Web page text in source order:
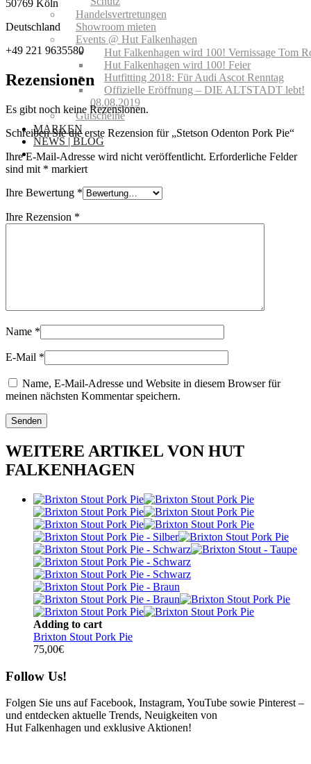
Handelsvertretungen
Showroom mieten
Events @ Hut Falkenhagen
Hut Falkenhagen wird 100! Vernissage Tom
Hut Falkenhagen wird 100! Feier
Hutfitting 2018: Für Audi Ascot Renntag
Offizielle Eröffnung – DIE ALTSTADT lebt!
08.08.2019
Gutscheine
MARKEN
NEWS | BLOG
50769 Köln
Deutschland
+49 221 9635580
Rezensionen
Es gibt noch keine Rezensionen.
Schreiben Sie die erste Rezension für „Stetson Odenton Pork Pie“
Ihre E-Mail-Adresse wird nicht veröffentlicht. Erforderliche Felder
sind mit * markiert
Ihre Bewertung *
Ihre Rezension *
Name *
E-Mail *
Name, E-Mail-Adresse und Website in diesem Browser für
meinen nächsten Kommentar speichern.
WEITERE ARTIKEL VON HUT
FALKENHAGEN
Adding to cart
Brixton Stout Pork Pie
75,00€
Follow Us!
Folgen Sie uns auf Facebook, Instagram, YouTube sowie Pinterest –
und entdecken aktuelle Trends, Neuigkeiten von
Hut Falkenhagen und exklusive Aktionen!